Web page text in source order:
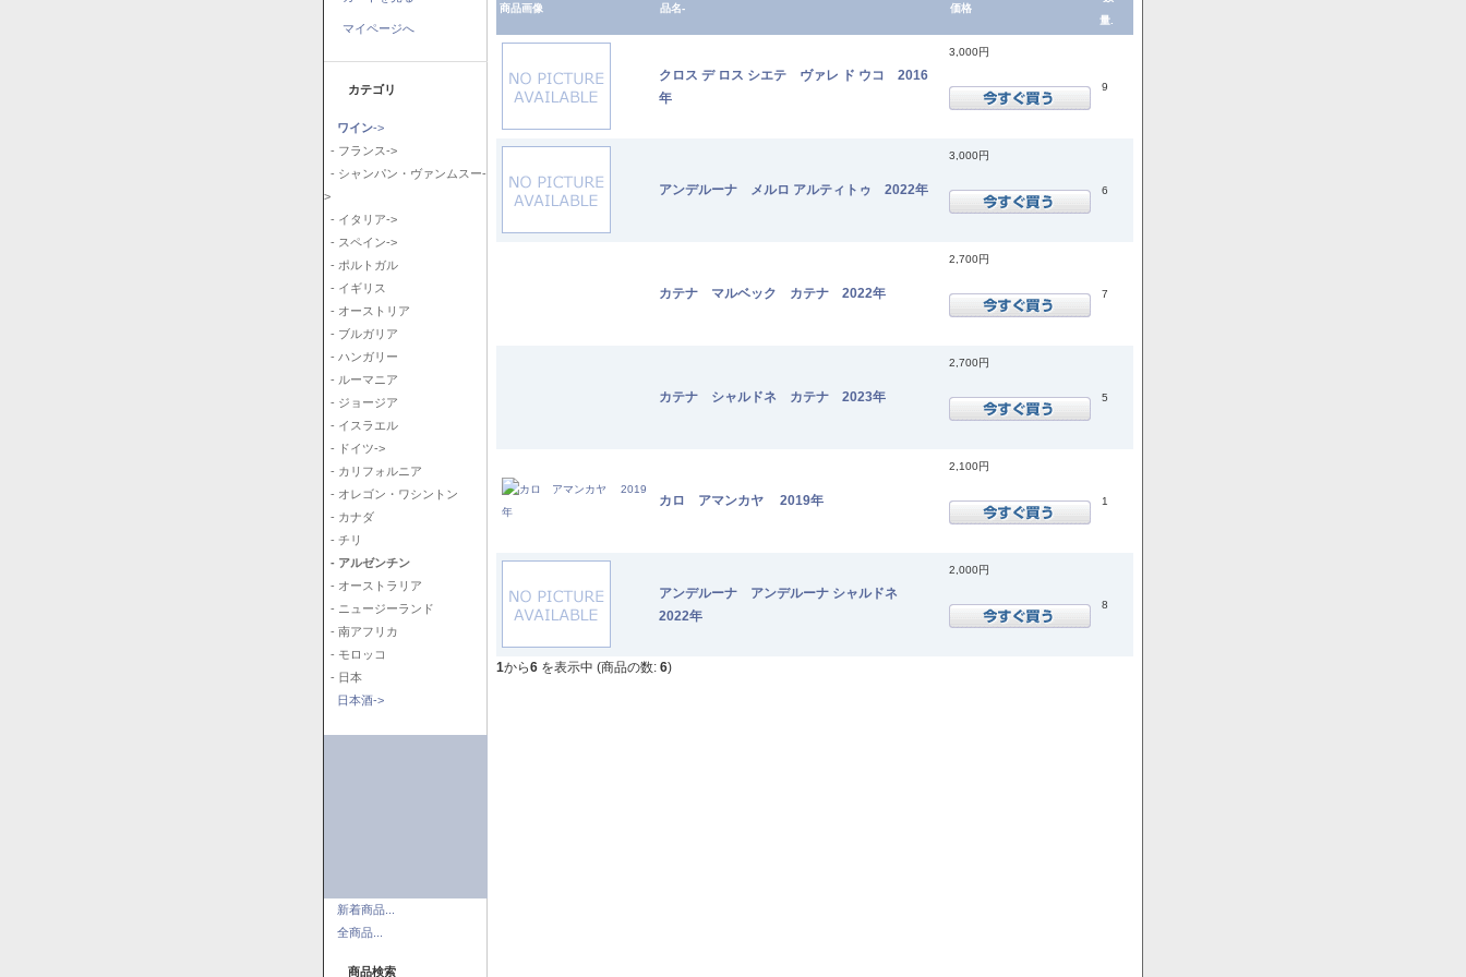
マイページへ
カテゴリ
ワイン->
- フランス->
- シャンパン・ヴァンムスー-
>
- イタリア->
- スペイン->
- ポルトガル
- イギリス
- オーストリア
- ブルガリア
- ハンガリー
- ルーマニア
- ジョージア
- イスラエル
- ドイツ->
- カリフォルニア
- オレゴン・ワシントン
- カナダ
- チリ
- アルゼンチン
- オーストラリア
- ニュージーランド
- 南アフリカ
- モロッコ
- 日本
日本酒->
新着商品...
全商品...
商品検索
商品画像 品名- 価格
量.
クロス デ ロス シエテ ヴァレ ド ウコ 2016
年
3,000円
9
アンデルーナ メルロ アルティトゥ 2022年
3,000円
6
カテナ マルベック カテナ 2022年
2,700円
7
カテナ シャルドネ カテナ 2023年
2,700円
5
カロ アマンカヤ 2019年
2,100円
1
アンデルーナ アンデルーナ シャルドネ
2022年
2,000円
8
1から6 を表示中 (商品の数: 6)